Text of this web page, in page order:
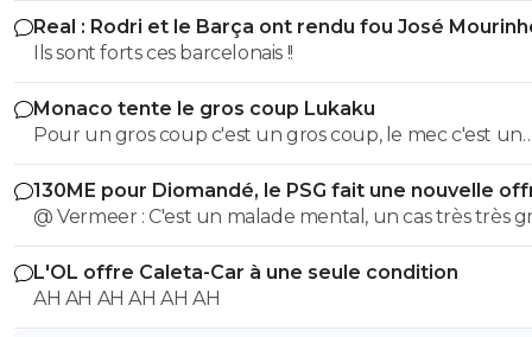
Real : Rodri et le Barça ont rendu fou José
Ils sont forts ces barcelonais !!
Monaco tente le gros coup Lukaku
Pour un gros coup c'est un gros coup, le mec c'est un
Sumotori !
130ME pour Diomandé, le PSG fait une nouvelle
@ Vermeer : C'est un malade mental, un cas très très
Beaucoup plus grave que l'autre porc sur maxi.
L'OL offre Caleta-Car à une seule condition
AH AH AH AH AH AH